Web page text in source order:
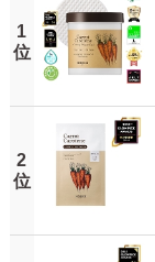
1
位
2
位